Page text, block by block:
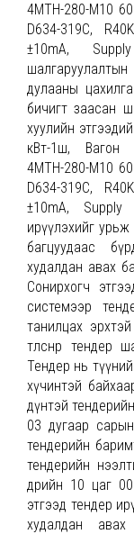
4МТН-280-М10 60
D634-319C,
±10mA,
дулааны
бичигт заасан
хуулийн
кВт-1ш, Вагон
4МТН-280-М10 60
D634-319C,
±10mA,
ирүүлэхийг
багцуудаас
худалдан авах
Сонирхогч
системээр
танилцах эрхтэй
төлснөөр
Тендер нь
хүчинтэй
дүнтэй
03 дугаар
тендерийн
тендерийн
өдрийн 10 цаг
этгээд тендер
худалдан